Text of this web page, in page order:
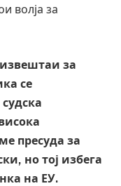
волја за
за
се
пресуда за
но тој избега
на ЕУ.